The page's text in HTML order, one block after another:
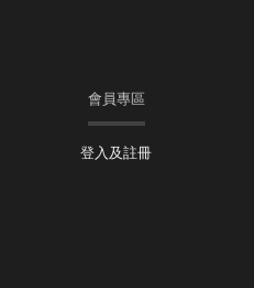
會員專區
登入及註冊